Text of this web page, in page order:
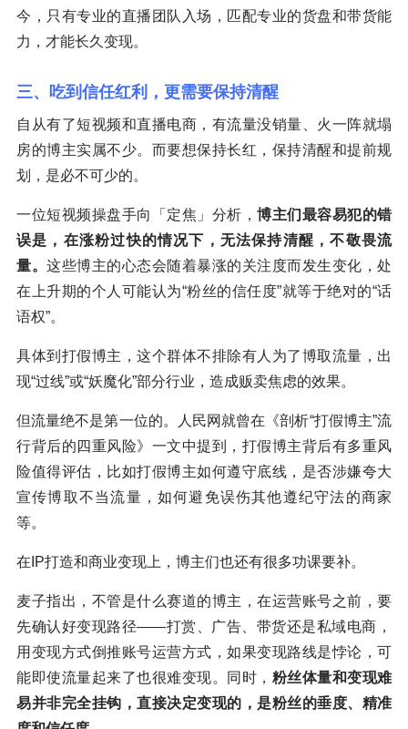
今，只有专业的直播团队入场，匹配专业的货盘和带货能
力，才能长久变现。
三、吃到信任红利，更需要保持清醒
自从有了短视频和直播电商，有流量没销量、火一阵就塌
房的博主实属不少。而要想保持长红，保持清醒和提前规
划，是必不可少的。
一位短视频操盘手向「定焦」分析， 博主们最容易犯的错
误是，在涨粉过快的情况下，无法保持清醒，不敬畏流
量。 这些博主的心态会随着暴涨的关注度而发生变化，处
在上升期的个人可能认为“粉丝的信任度”就等于绝对的“话
语权”。
具体到打假博主，这个群体不排除有人为了博取流量，出
现“过线”或“妖魔化”部分行业，造成贩卖焦虑的效果。
但流量绝不是第一位的。人民网就曾在《剖析“打假博主”流
行背后的四重风险》一文中提到，打假博主背后有多重风
险值得评估，比如打假博主如何遵守底线，是否涉嫌夸大
宣传博取不当流量，如何避免误伤其他遵纪守法的商家
等。
在IP打造和商业变现上，博主们也还有很多功课要补。
麦子指出，不管是什么赛道的博主，在运营账号之前，要
先确认好变现路径——打赏、广告、带货还是私域电商，
用变现方式倒推账号运营方式，如果变现路线是悖论，可
能即使流量起来了也很难变现。同时， 粉丝体量和变现难
易并非完全挂钩，直接决定变现的，是粉丝的垂度、精准